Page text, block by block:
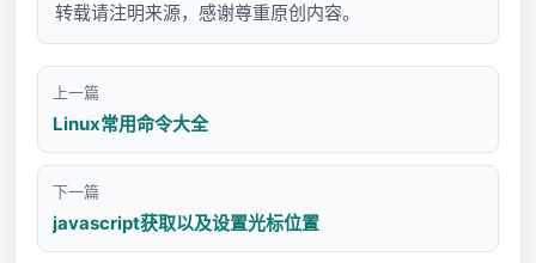
转载请注明来源，感谢尊重原创内容。
上一篇
Linux常用命令大全
下一篇
javascript获取以及设置光标位置